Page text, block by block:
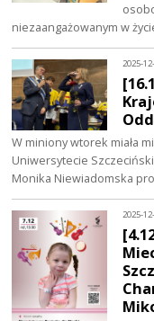
niezaangażowanym w
2025-
W miniony wtorek miała
Uniwersytecie
Monika Niewiadomska
2025-